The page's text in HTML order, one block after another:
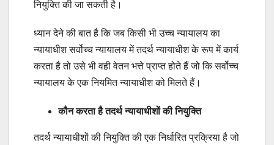
नियुक्ति की जा सकती है।
ध्यान देने की बात है कि जब किसी भी उच्च न्यायालय का
न्यायाधीश सर्वोच्च न्यायालय में तदर्थ न्यायाधीश के रूप में कार्य
करता है तो उसे भी वही वेतन भत्ते प्राप्त होते हैं जो कि सर्वोच्च
न्यायालय के एक नियमित न्यायाधीश को मिलते हैं।
कौन करता है तदर्थ न्यायाधीशों की नियुक्ति
तदर्थ न्यायाधीशों की नियुक्ति की एक निर्धारित प्रक्रिया है जो